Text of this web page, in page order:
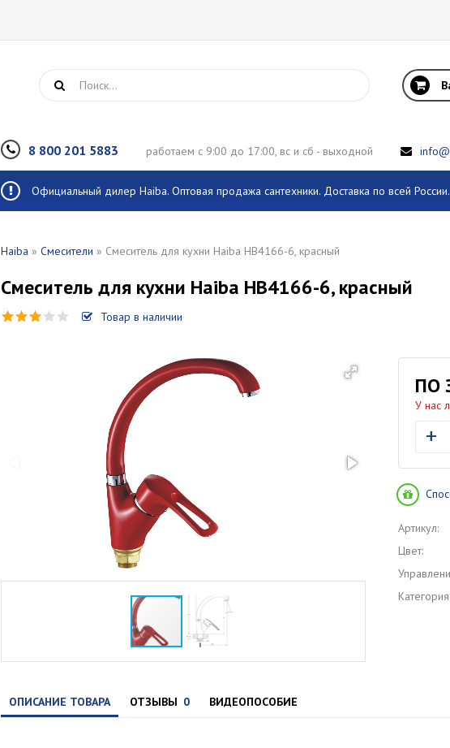
8 800 201 5883 работаем с 9:00 до 17:00, вс и сб - выходной
Официальный дилер Haiba. Оптовая продажа сантехники. Доставка по всей
Haiba » Смесители » Смеситель для кухни Haiba HB4166-6, красный
Смеситель для кухни Haiba HB4166-6, красный
Товар в наличии
ПО
У нас
+
Артикул:
Цвет:
Категория:
ОПИСАНИЕ ТОВАРА ОТЗЫВЫ 0 ВИДЕОПОСОБИЕ